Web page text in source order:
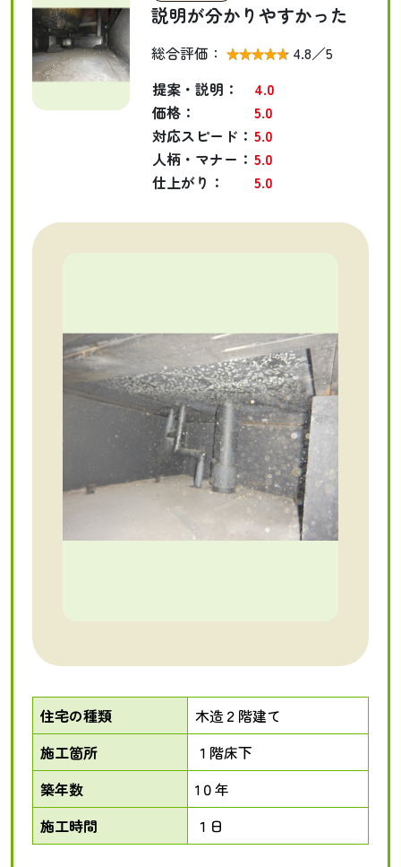
説明が分かりやすかった
総合評価：★★★★★
★★★★★ 4.8／5
提案・説明：
4.0
価格：
5.0
対応スピード： 5.0
人柄・マナー： 5.0
仕上がり：
5.0
住宅の種類
木造２階建て
施工箇所
１階床下
築年数
1０年
施工時間
１日